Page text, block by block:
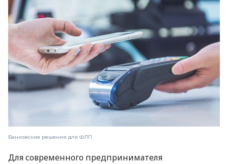
Банковские решения для ФЛП
Для современного предпринимателя